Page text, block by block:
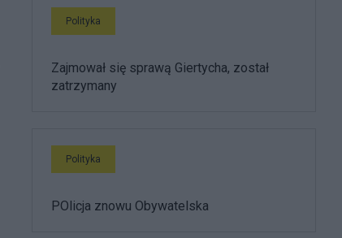
Polityka
Zajmował się sprawą Giertycha, został
zatrzymany
Polityka
POlicja znowu Obywatelska